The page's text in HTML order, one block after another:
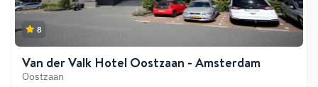
8
Van der Valk Hotel Oostzaan - Amsterdam
Oostzaan